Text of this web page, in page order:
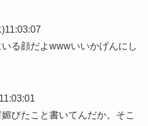
る顔だよwwwいいかげんにし
びたこと書いてんだか。そこ